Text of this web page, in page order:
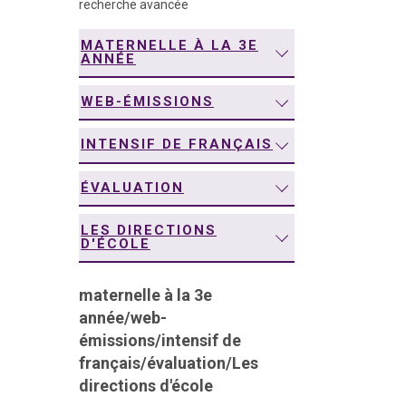
recherche avancée
MATERNELLE À LA 3E
ANNÉE
WEB-ÉMISSIONS
INTENSIF DE FRANÇAIS
ÉVALUATION
LES DIRECTIONS
D'ÉCOLE
maternelle à la 3e
année/web-
émissions/intensif de
français/évaluation/Les
directions d'école